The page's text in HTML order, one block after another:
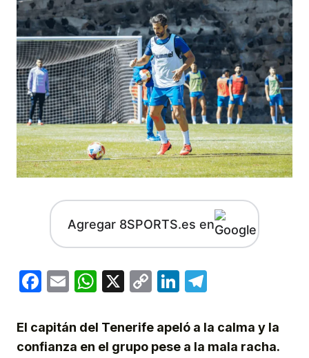
Agregar 8SPORTS.es en
Facebook
EmailWhatsApp
X
CopyLinkedIn
El capitán del Tenerife apeló a la calma y la
confianza en el grupo pese a la mala racha.